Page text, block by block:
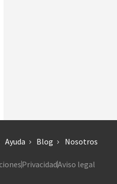
Ayuda Blog Nosotros
PrivacidadAviso legal